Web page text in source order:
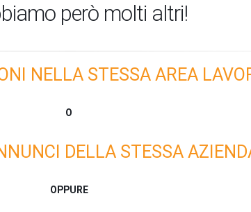
però molti altri!
NELLA STESSA AREA
O
DELLA STESSA
OPPURE